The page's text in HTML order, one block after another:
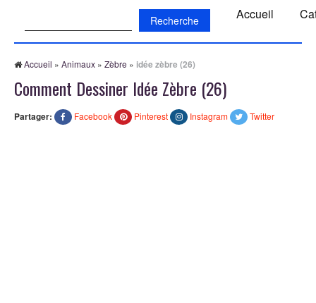
Accueil
Accueil » Animaux » Zèbre » idée zèbre (26)
Comment Dessiner Idée Zèbre (26)
Partager: Facebook Pinterest Instagram Twitter